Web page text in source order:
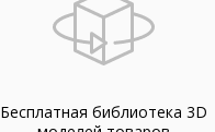
Бесплатная библиотека 3D